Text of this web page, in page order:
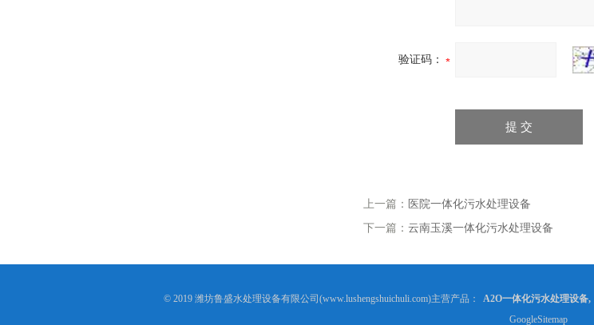
验证码：
上一篇： 医院一体化污水处理设备
下一篇： 云南玉溪一体化污水处理设备
© 2019 潍坊鲁盛水处理设备有限公司(www.lushengshuichuli.com)主营产品： A2O一体化污水处理设备,
GoogleSitemap